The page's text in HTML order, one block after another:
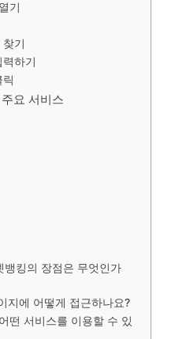
기
기
하기
요 서비스
뱅킹의 장점은 무엇인가
지에 어떻게 접근하나요?
떤 서비스를 이용할 수 있